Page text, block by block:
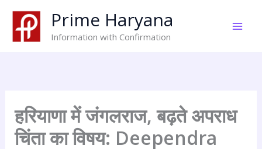
content
Prime Haryana
Information with Confirmation
हरियाणा में जंगलराज, बढ़ते अपराध
चिंता का विषय: Deependra